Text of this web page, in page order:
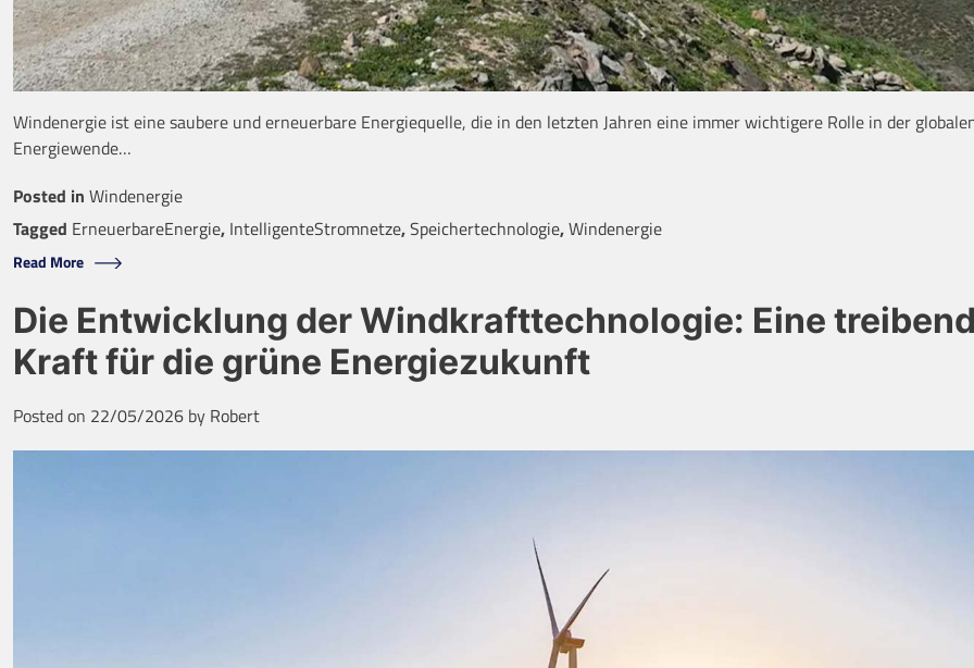
Windenergie ist eine saubere und erneuerbare Energiequelle, die in den letzten Jahren eine immer wichtigere Rolle in der
Energiewende…
Posted in Windenergie
Tagged ErneuerbareEnergie, IntelligenteStromnetze,Speichertechnologie,Windenergie
Read More
Die Entwicklung der Windkrafttechnologie: Eine
Kraft für die grüne Energiezukunft
Posted on 22/05/2026 by Robert